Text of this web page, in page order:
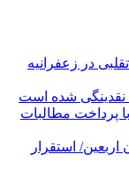
در زعفرانیه
پرداخت مطالبات
اربعین/ استقرار